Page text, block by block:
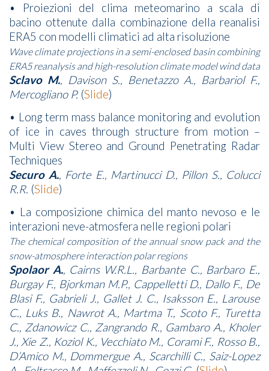
• Proiezioni del clima meteomarino a scala di
bacino ottenute dalla combinazione della reanalisi
ERA5 con modelli climatici ad alta risoluzione
Wave climate projections in a semi-enclosed basin combining
ERA5 reanalysis and high-resolution climate model wind data
Sclavo M., Davison S., Benetazzo A., Barbariol F.,
Mercogliano P. (Slide)
• Long term mass balance monitoring and evolution
of ice in caves through structure from motion –
Multi View Stereo and Ground Penetrating Radar
Techniques
Securo A., Forte E., Martinucci D., Pillon S., Colucci
R.R. (Slide)
• La composizione chimica del manto nevoso e le
interazioni neve-atmosfera nelle regioni polari
The chemical composition of the annual snow pack and the
snow-atmosphere interaction polar regions
Spolaor A., Cairns W.R.L., Barbante C., Barbaro E.,
Burgay F., Bjorkman M.P., Cappelletti D., Dallo F., De
Blasi F., Gabrieli J., Gallet J. C., Isaksson E., Larouse
C., Luks B., Nawrot A., Martma T., Scoto F., Turetta
C., Zdanowicz C., Zangrando R., Gambaro A., Kholer
J., Xie Z., Koziol K., Vecchiato M., Corami F., Rosso B.,
D’Amico M., Dommergue A., Scarchilli C., Saiz-Lopez